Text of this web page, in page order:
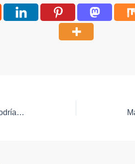
Repunte de Covid-19 en Querétaro podría ocurrir a finales de 2024, advierte la Secretaría de Salud